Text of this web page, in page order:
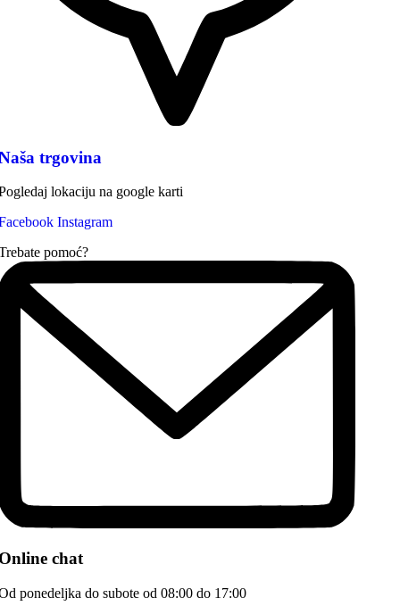
trgovina
lokaciju na google karti
Instagram
pomoć?
chat
ponedeljka do subote od 08:00 do 17:00